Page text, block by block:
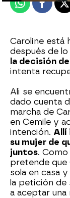
Whatsapp X
Caroline está
después de
la decisión
intenta
Ali se
dado cuenta
marcha de
en Cemile y
intención. Allí
su mujer de
juntos. Como
pretende que
sola en casa y
la petición de
a aceptar